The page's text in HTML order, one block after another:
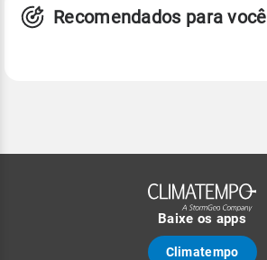
Recomendados para você
Baixe os apps
Climatempo